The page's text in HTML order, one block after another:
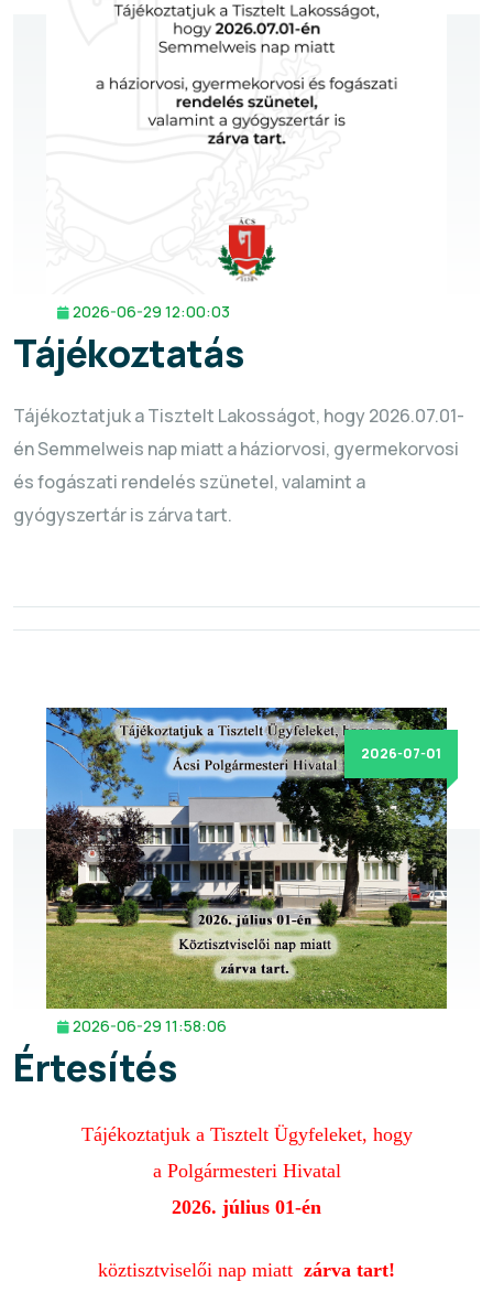
2026-06-29 12:00:03
Tájékoztatás
Tájékoztatjuk a Tisztelt Lakosságot, hogy 2026.07.01-
én Semmelweis nap miatt a háziorvosi, gyermekorvosi
és fogászati rendelés szünetel, valamint a
gyógyszertár is zárva tart.
2026-07-01
2026-06-29 11:58:06
Értesítés
Tájékoztatjuk a Tisztelt Ügyfeleket, hogy
a Polgármesteri Hivatal
2026. július 01-én
köztisztviselői nap miatt zárva tart!